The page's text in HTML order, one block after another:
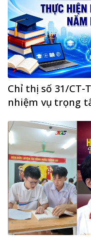
Chỉ thị số 31/CT-
nhiệm vụ trọng